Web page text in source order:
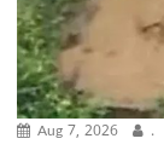
Aug 7, 2026 .